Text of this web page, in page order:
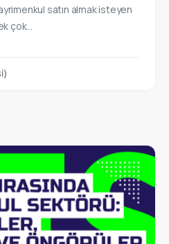
satın almak isteyen
çok…